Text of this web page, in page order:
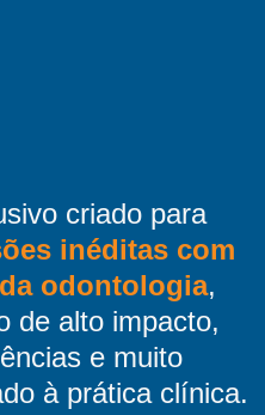
criado para
inéditas com
odontologia,
de alto impacto,
e muito
à prática clínica.